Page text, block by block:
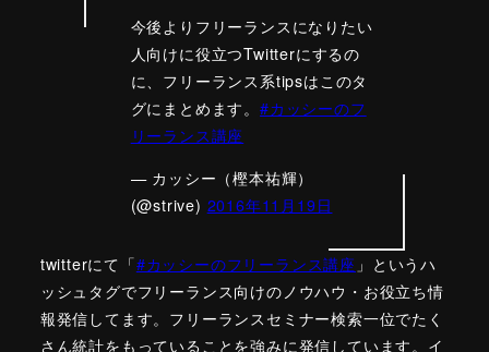
今後よりフリーランスになりたい
人向けに役立つTwitterにするの
に、フリーランス系tipsはこのタ
グにまとめます。#カッシーのフ
リーランス講座
— カッシー（樫本祐輝）
(@strive) 2016年11月19日
twitterにて「#カッシーのフリーランス講座 」というハ
ッシュタグでフリーランス向けのノウハウ・お役立ち情
報発信してます。フリーランスセミナー検索一位でたく
さん統計をもっていることを強みに発信しています。イ